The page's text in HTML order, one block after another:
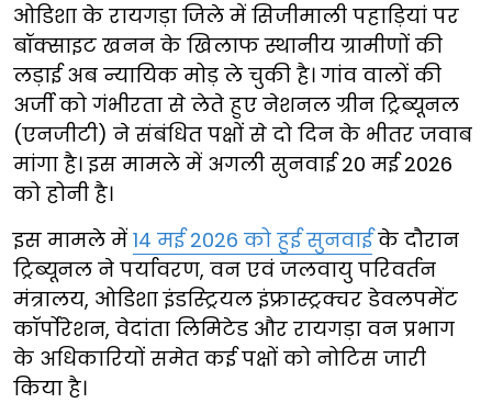
ओडिशा के रायगड़ा जिले में सिजीमाली पहाड़ियां पर
बॉक्साइट खनन के खिलाफ स्थानीय ग्रामीणों की
लड़ाई अब न्यायिक मोड़ ले चुकी है। गांव वालों की
अर्जी को गंभीरता से लेते हुए नेशनल ग्रीन ट्रिब्यूनल
(एनजीटी) ने संबंधित पक्षों से दो दिन के भीतर जवाब
मांगा है। इस मामले में अगली सुनवाई 20 मई 2026
को होनी है।
इस मामले में 14 मई 2026 को हुई सुनवाईके दौरान
ट्रिब्यूनल ने पर्यावरण, वन एवं जलवायु परिवर्तन
मंत्रालय, ओडिशा इंडस्ट्रियल इंफ्रास्ट्रक्चर डेवलपमेंट
कॉर्पोरेशन, वेदांता लिमिटेड और रायगड़ा वन प्रभाग
के अधिकारियों समेत कई पक्षों को नोटिस जारी
किया है।